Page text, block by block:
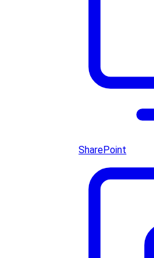
SharePoint